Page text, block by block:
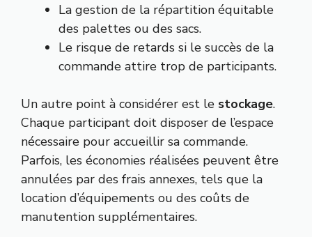
La gestion de la répartition équitable
des palettes ou des sacs.
Le risque de retards si le succès de la
commande attire trop de participants.
Un autre point à considérer est le stockage.
Chaque participant doit disposer de l’espace
nécessaire pour accueillir sa commande.
Parfois, les économies réalisées peuvent être
annulées par des frais annexes, tels que la
location d’équipements ou des coûts de
manutention supplémentaires.